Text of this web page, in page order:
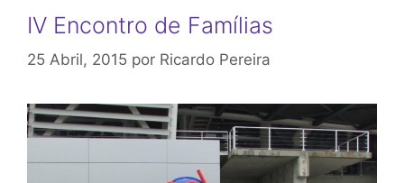
IV Encontro de Famílias
25 Abril, 2015 por Ricardo Pereira